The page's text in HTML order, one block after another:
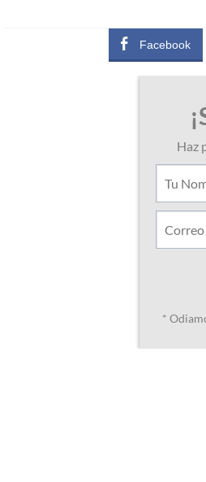
Facebook